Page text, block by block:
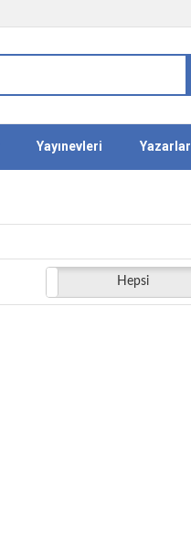
Yayınevleri Yazarlar
Hepsi